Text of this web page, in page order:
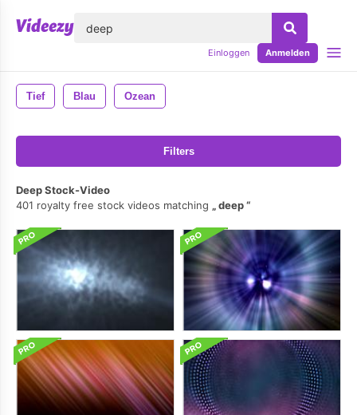
Einloggen Anmelden
Tief Blau Ozean
Filters
Deep Stock-Video
401 royalty free stock videos matching
deep